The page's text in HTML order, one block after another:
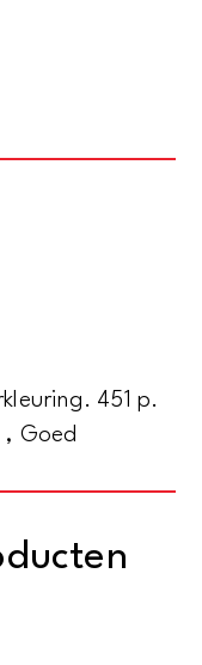
451 p.
, Goed